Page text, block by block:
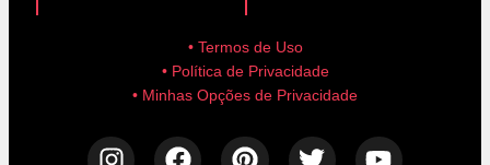
• Termos de Uso
• Política de Privacidade
• Minhas Opções de Privacidade